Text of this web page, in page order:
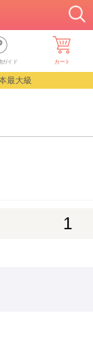
ガイド カート
最大級
1